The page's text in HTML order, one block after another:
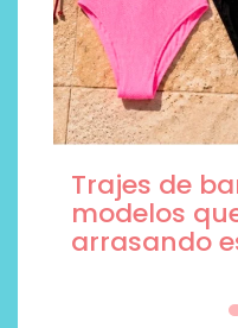
Trajes de
modelos
arrasando